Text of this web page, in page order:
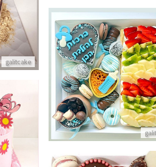
galitcake מארז מתוק להולדת הבן
פרטים נוספים